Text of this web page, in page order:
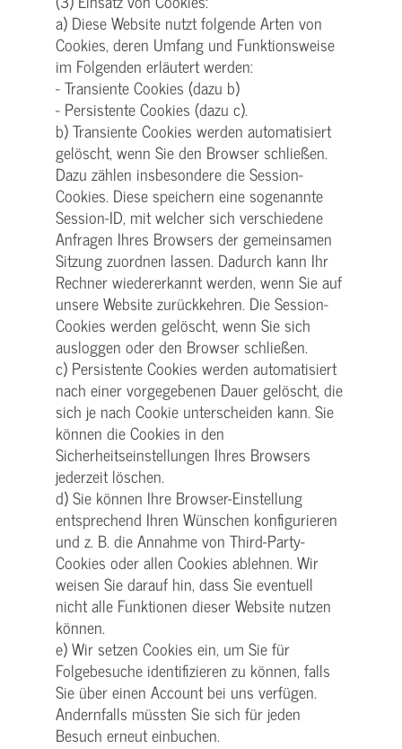
a) Diese Website nutzt folgende Arten von
Cookies, deren Umfang und Funktionsweise
im Folgenden erläutert werden:
- Transiente Cookies (dazu b)
- Persistente Cookies (dazu c).
b) Transiente Cookies werden automatisiert
gelöscht, wenn Sie den Browser schließen.
Dazu zählen insbesondere die Session-
Cookies. Diese speichern eine sogenannte
Session-ID, mit welcher sich verschiedene
Anfragen Ihres Browsers der gemeinsamen
Sitzung zuordnen lassen. Dadurch kann Ihr
Rechner wiedererkannt werden, wenn Sie auf
unsere Website zurückkehren. Die Session-
Cookies werden gelöscht, wenn Sie sich
ausloggen oder den Browser schließen.
c) Persistente Cookies werden automatisiert
nach einer vorgegebenen Dauer gelöscht, die
sich je nach Cookie unterscheiden kann. Sie
können die Cookies in den
Sicherheitseinstellungen Ihres Browsers
jederzeit löschen.
d) Sie können Ihre Browser-Einstellung
entsprechend Ihren Wünschen konfigurieren
und z. B. die Annahme von Third-Party-
Cookies oder allen Cookies ablehnen. Wir
weisen Sie darauf hin, dass Sie eventuell
nicht alle Funktionen dieser Website nutzen
können.
e) Wir setzen Cookies ein, um Sie für
Folgebesuche identifizieren zu können, falls
Sie über einen Account bei uns verfügen.
Andernfalls müssten Sie sich für jeden
Besuch erneut einbuchen.